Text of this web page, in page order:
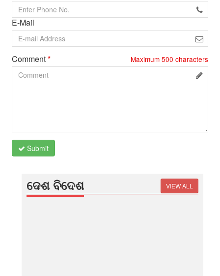
E-Mail
Comment* Maximum 500 characters
Submit
ଦେଶ ବିଦେଶ VIEW ALL